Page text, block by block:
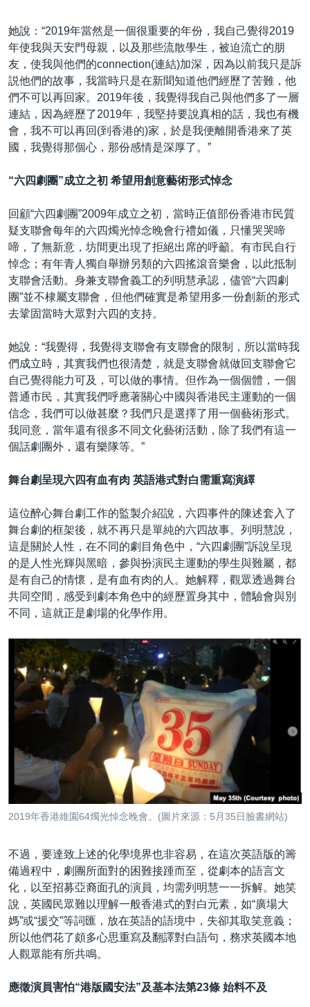
她說：“2019年當然是一個很重要的年份，我自己覺得2019
年使我與天安門母親，以及那些流散學生，被迫流亡的朋
友，使我與他們的connection(連結)加深，因為以前我只是訴
説他們的故事，我當時只是在新聞知道他們經歷了苦難，他
們不可以再回家。2019年後，我覺得我自己與他們多了一層
連結，因為經歷了2019年，我堅持要說真相的話，我也有機
會，我不可以再回(到香港的)家，於是我便離開香港來了英
國，我覺得那個心，那份感情是深厚了。”
“六四劇團”成立之初 希望用創意藝術形式悼念
回顧“六四劇團”2009年成立之初，當時正值部份香港市民質
疑支聯會每年的六四燭光悼念晚會行禮如儀，只懂哭哭啼
啼，了無新意，坊間更出現了拒絕出席的呼籲。有市民自行
悼念；有年青人獨自舉辦另類的六四搖滾音樂會，以此抵制
支聯會活動。身兼支聯會義工的列明慧承認，儘管“六四劇
團”並不棣屬支聯會，但他們確實是希望用多一份創新的形式
去鞏固當時大眾對六四的支持。
她說：“我覺得，我覺得支聯會有支聯會的限制，所以當時我
們成立時，其實我們也很清楚，就是支聯會就做回支聯會它
自己覺得能力可及，可以做的事情。但作為一個個體，一個
普通市民，其實我們呼應著關心中國與香港民主運動的一個
信念，我們可以做甚麼？我們只是選擇了用一個藝術形式。
我同意，當年還有很多不同文化藝術活動，除了我們有這一
個話劇團外，還有樂隊等。”
舞台劇呈現六四有血有肉 英語港式對白需重寫演繹
這位醉心舞台劇工作的監製介紹說，六四事件的陳述套入了
舞台劇的框架後，就不再只是單純的六四故事。列明慧說，
這是關於人性，在不同的劇目角色中，“六四劇團”訴說呈現
的是人性光輝與黑暗，參與扮演民主運動的學生與難屬，都
是有自己的情懷，是有血有肉的人。她解釋，觀眾透過舞台
共同空間，感受到劇本角色中的經歷置身其中，體驗會與別
不同，這就正是劇場的化學作用。
2019年香港維園64燭光悼念晚會。(圖片來源：5月35日臉書網站)
不過，要達致上述的化學境界也非容易，在這次英語版的籌
備過程中，劇團所面對的困難接踵而至，從劇本的語言文
化，以至招募亞裔面孔的演員，均需列明慧一一拆解。她笑
說，英國民眾難以理解一般香港式的對白元素，如“廣場大
媽”或“援交”等詞匯，放在英語的語境中，失卻其取笑意義；
所以他們花了頗多心思重寫及翻譯對白語句，務求英國本地
人觀眾能有所共鳴。
應徵演員害怕“港版國安法”及基本法第23條 始料不及